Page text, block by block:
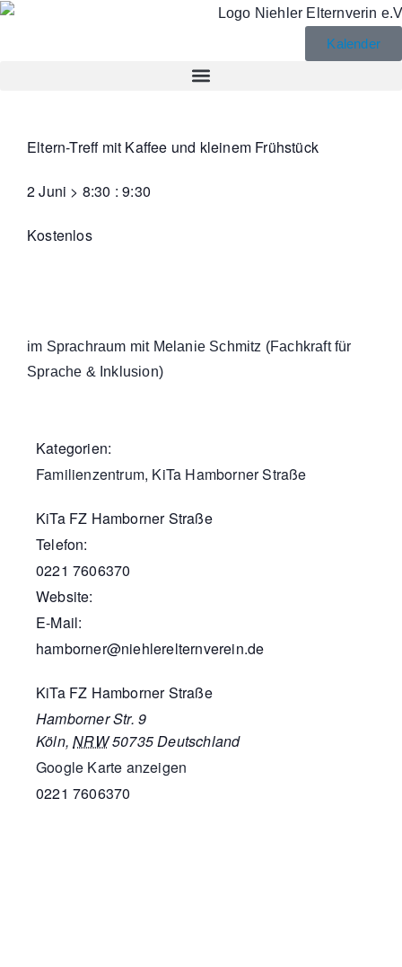
Kalender
Eltern-Treff mit Kaffee und kleinem Frühstück
2 Juni > 8:30 :9:30
Kostenlos
im Sprachraum mit Melanie Schmitz (Fachkraft für
Sprache & Inklusion)
Kategorien:
Familienzentrum, KiTa Hamborner Straße
KiTa FZ Hamborner Straße
Telefon:
0221 7606370
Website:
E-Mail:
hamborner@niehlerelternverein.de
KiTa FZ Hamborner Straße
Hamborner Str. 9
Köln, NRW50735Deutschland
Google Karte anzeigen
0221 7606370